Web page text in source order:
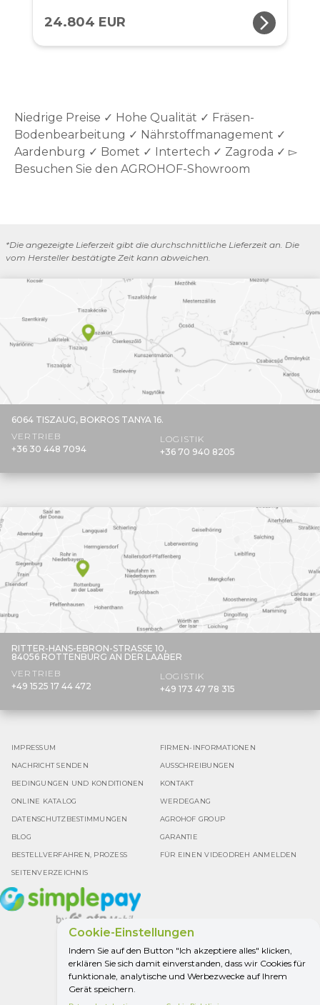
24.804 EUR arrow_forward_ios
Niedrige Preise ✓ Hohe Qualität ✓ Fräsen-
Bodenbearbeitung ✓ Nährstoffmanagement ✓
Aardenburg ✓ Bomet ✓ Intertech ✓ Zagroda ✓ ▻
Besuchen Sie den AGROHOF-Showroom
*Die angezeigte Lieferzeit gibt die durchschnittliche Lieferzeit an. Die
vom Hersteller bestätigte Zeit kann abweichen.
6064 TISZAUG, BOKROS TANYA 16.
VERTRIEB
+36 30 448 7094
LOGISTIK
+36 70 940 8205
RITTER-HANS-EBRON-STRASSE 10,
84056 ROTTENBURG AN DER LAABER
VERTRIEB
+49 1525 17 44 472
LOGISTIK
+49 173 47 78 315
IMPRESSUM FIRMEN-INFORMATIONEN
NACHRICHT SENDEN AUSSCHREIBUNGEN
BEDINGUNGEN UND KONDITIONEN KONTAKT
ONLINE KATALOG WERDEGANG
DATENSCHUTZBESTIMMUNGEN AGROHOF GROUP
BLOG GARANTIE
BESTELLVERFAHREN, PROZESS FÜR EINEN VIDEODREH ANMELDEN
SEITENVERZEICHNIS
Google Bewertung
4.5
Cookie-Einstellungen
Indem Sie auf den Button "Ich akzeptiere alles" klicken,
erklären Sie sich damit einverstanden, dass wir Cookies für
funktionale, analytische und Werbezwecke auf Ihrem
Gerät speichern.